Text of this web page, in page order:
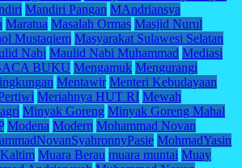
Mandiri Pangan MAndriansya
Maratua Masalah Ormas Masjid Nurul
Mustaqiem Masyarakat Sulawesi Selatan
Nabi Maulid Nabi Muhammad Mediasi
BUKU Mengamuk Mengurangi
Mentawir Menteri Kebudayaan
Meriahnya HUT RI Mewah
Minyak Goreng Minyak Goreng Mahal
Modena Modern Mohammad Novan
MohmadYasin
Muara Berau muara muntai Muay